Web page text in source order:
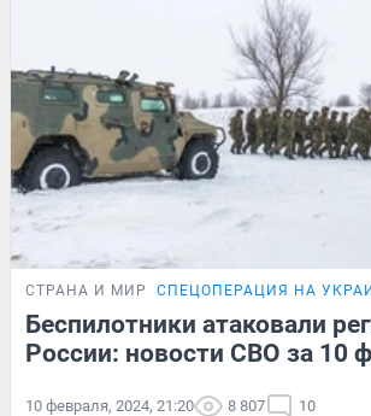
СТРАНА И МИР СПЕЦОПЕРАЦИЯ НА
Беспилотники атаковали
России: новости СВО за 10
10 февраля, 2024, 21:20 8 807 10